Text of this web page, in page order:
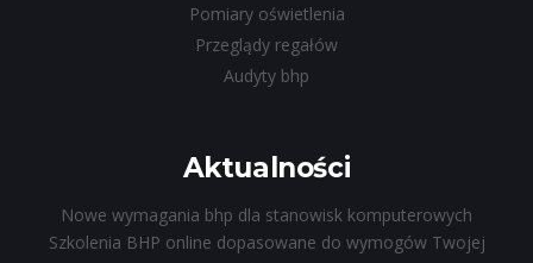
Pomiary oświetlenia
Przeglądy regałów
Audyty bhp
Aktualności
Nowe wymagania bhp dla stanowisk komputerowych
Szkolenia BHP online dopasowane do wymogów Twojej